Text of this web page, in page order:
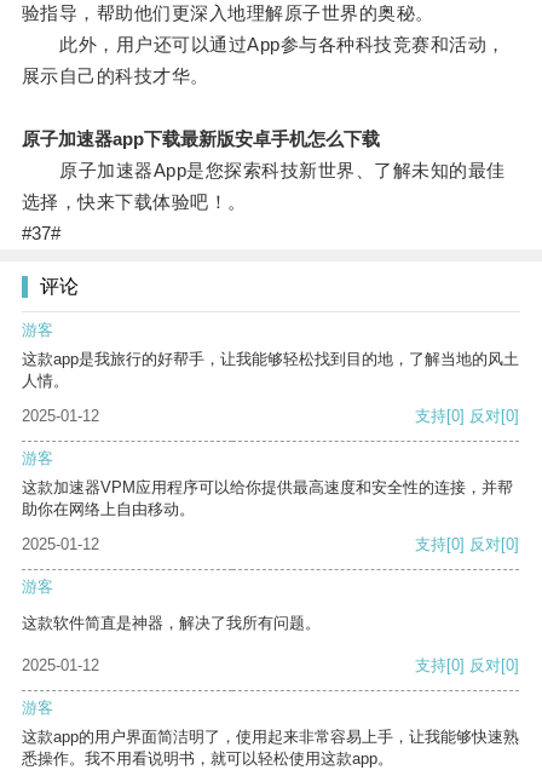
验指导，帮助他们更深入地理解原子世界的奥秘。
此外，用户还可以通过App参与各种科技竞赛和活动，
展示自己的科技才华。
原子加速器app下载最新版安卓手机怎么下载
原子加速器App是您探索科技新世界、了解未知的最佳
选择，快来下载体验吧！。
#37#
评论
游客
这款app是我旅行的好帮手，让我能够轻松找到目的地，了解当地的风土
人情。
2025-01-12
支持[0] 反对[0]
游客
这款加速器VPM应用程序可以给你提供最高速度和安全性的连接，并帮
助你在网络上自由移动。
2025-01-12
支持[0] 反对[0]
游客
这款软件简直是神器，解决了我所有问题。
2025-01-12 支持[0] 反对[0]
游客
这款app的用户界面简洁明了，使用起来非常容易上手，让我能够快速熟
悉操作。我不用看说明书，就可以轻松使用这款app。